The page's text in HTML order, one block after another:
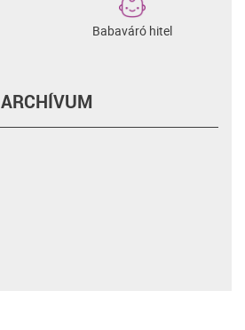
Babaváró hitel
ARCHÍVUM